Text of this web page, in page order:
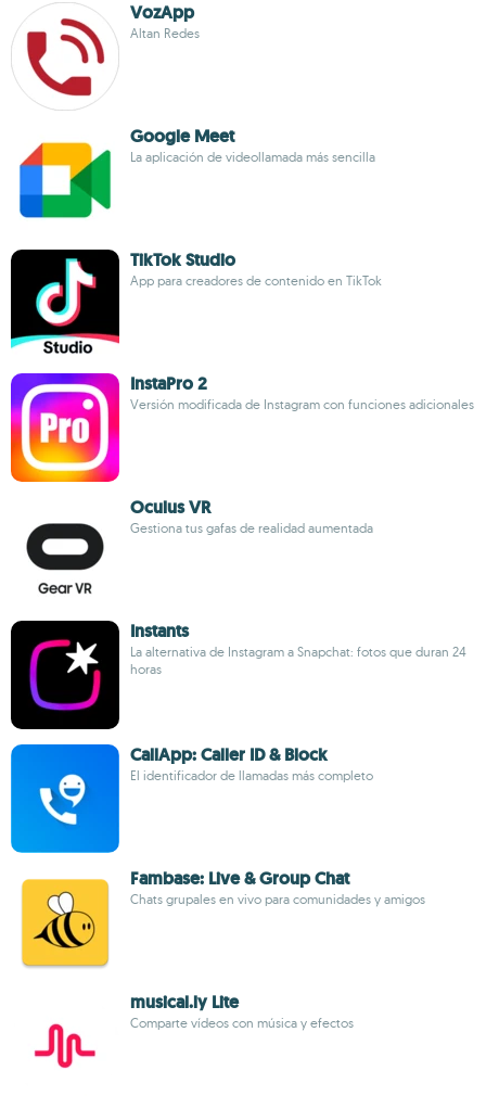
VozApp
Altan Redes
Google Meet
La aplicación de videollamada más sencilla
TikTok Studio
App para creadores de contenido en TikTok
InstaPro 2
Versión modificada de Instagram con funciones adicionales
Oculus VR
Gestiona tus gafas de realidad aumentada
Instants
La alternativa de Instagram a Snapchat: fotos que duran 24
horas
CallApp: Caller ID & Block
El identificador de llamadas más completo
Fambase: Live & Group Chat
Chats grupales en vivo para comunidades y amigos
musical.ly Lite
Comparte vídeos con música y efectos